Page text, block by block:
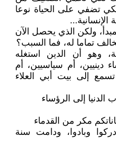
تضفي على الحياة نوعا
ولكن الذي يحصل الآن
تماما له، فما السبب؟
وهو أن الدين استغله
دينيين، أم سياسيين، أم
إلى بيت أبي العلاء
إلى الرؤساء
مكر من القدماء
وبادوا، ودامت سنة